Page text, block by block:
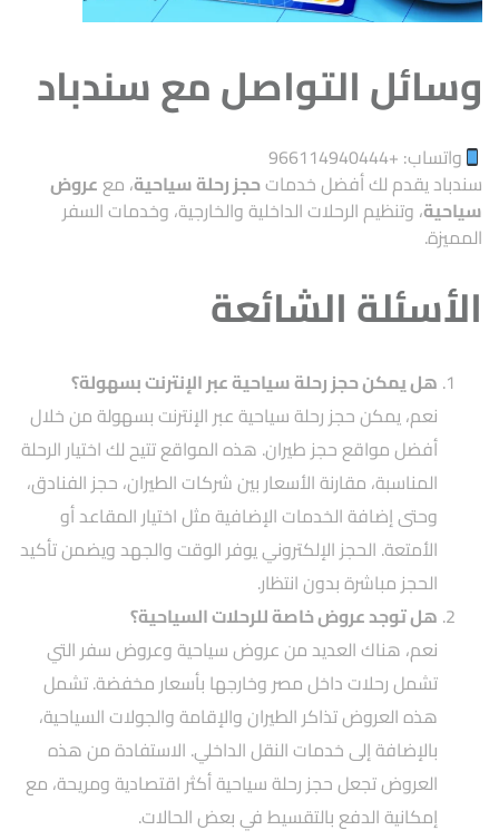
وسائل التواصل مع سندباد
واتساب: +966114940444
سندباد يقدم لك أفضل خدماتحجز رحلة سياحية، مععروض
سياحية، وتنظيم الرحلات الداخلية والخارجية، وخدمات السفر
المميزة.
الأسئلة الشائعة
هل يمكن حجز رحلة سياحية عبر الإنترنت بسهولة؟
نعم، يمكن حجز رحلة سياحية عبر الإنترنت بسهولة من خلال
أفضل مواقع حجز طيران. هذه المواقع تتيح لك اختيار الرحلة
المناسبة، مقارنة الأسعار بين شركات الطيران، حجز الفنادق،
وحتى إضافة الخدمات الإضافية مثل اختيار المقاعد أو
الأمتعة. الحجز الإلكتروني يوفر الوقت والجهد ويضمن تأكيد
الحجز مباشرة بدون انتظار.
هل توجد عروض خاصة للرحلات السياحية؟
نعم، هناك العديد من عروض سياحية وعروض سفر التي
تشمل رحلات داخل مصر وخارجها بأسعار مخفضة. تشمل
هذه العروض تذاكر الطيران والإقامة والجولات السياحية،
بالإضافة إلى خدمات النقل الداخلي. الاستفادة من هذه
العروض تجعل حجز رحلة سياحية أكثر اقتصادية ومريحة، مع
إمكانية الدفع بالتقسيط في بعض الحالات.